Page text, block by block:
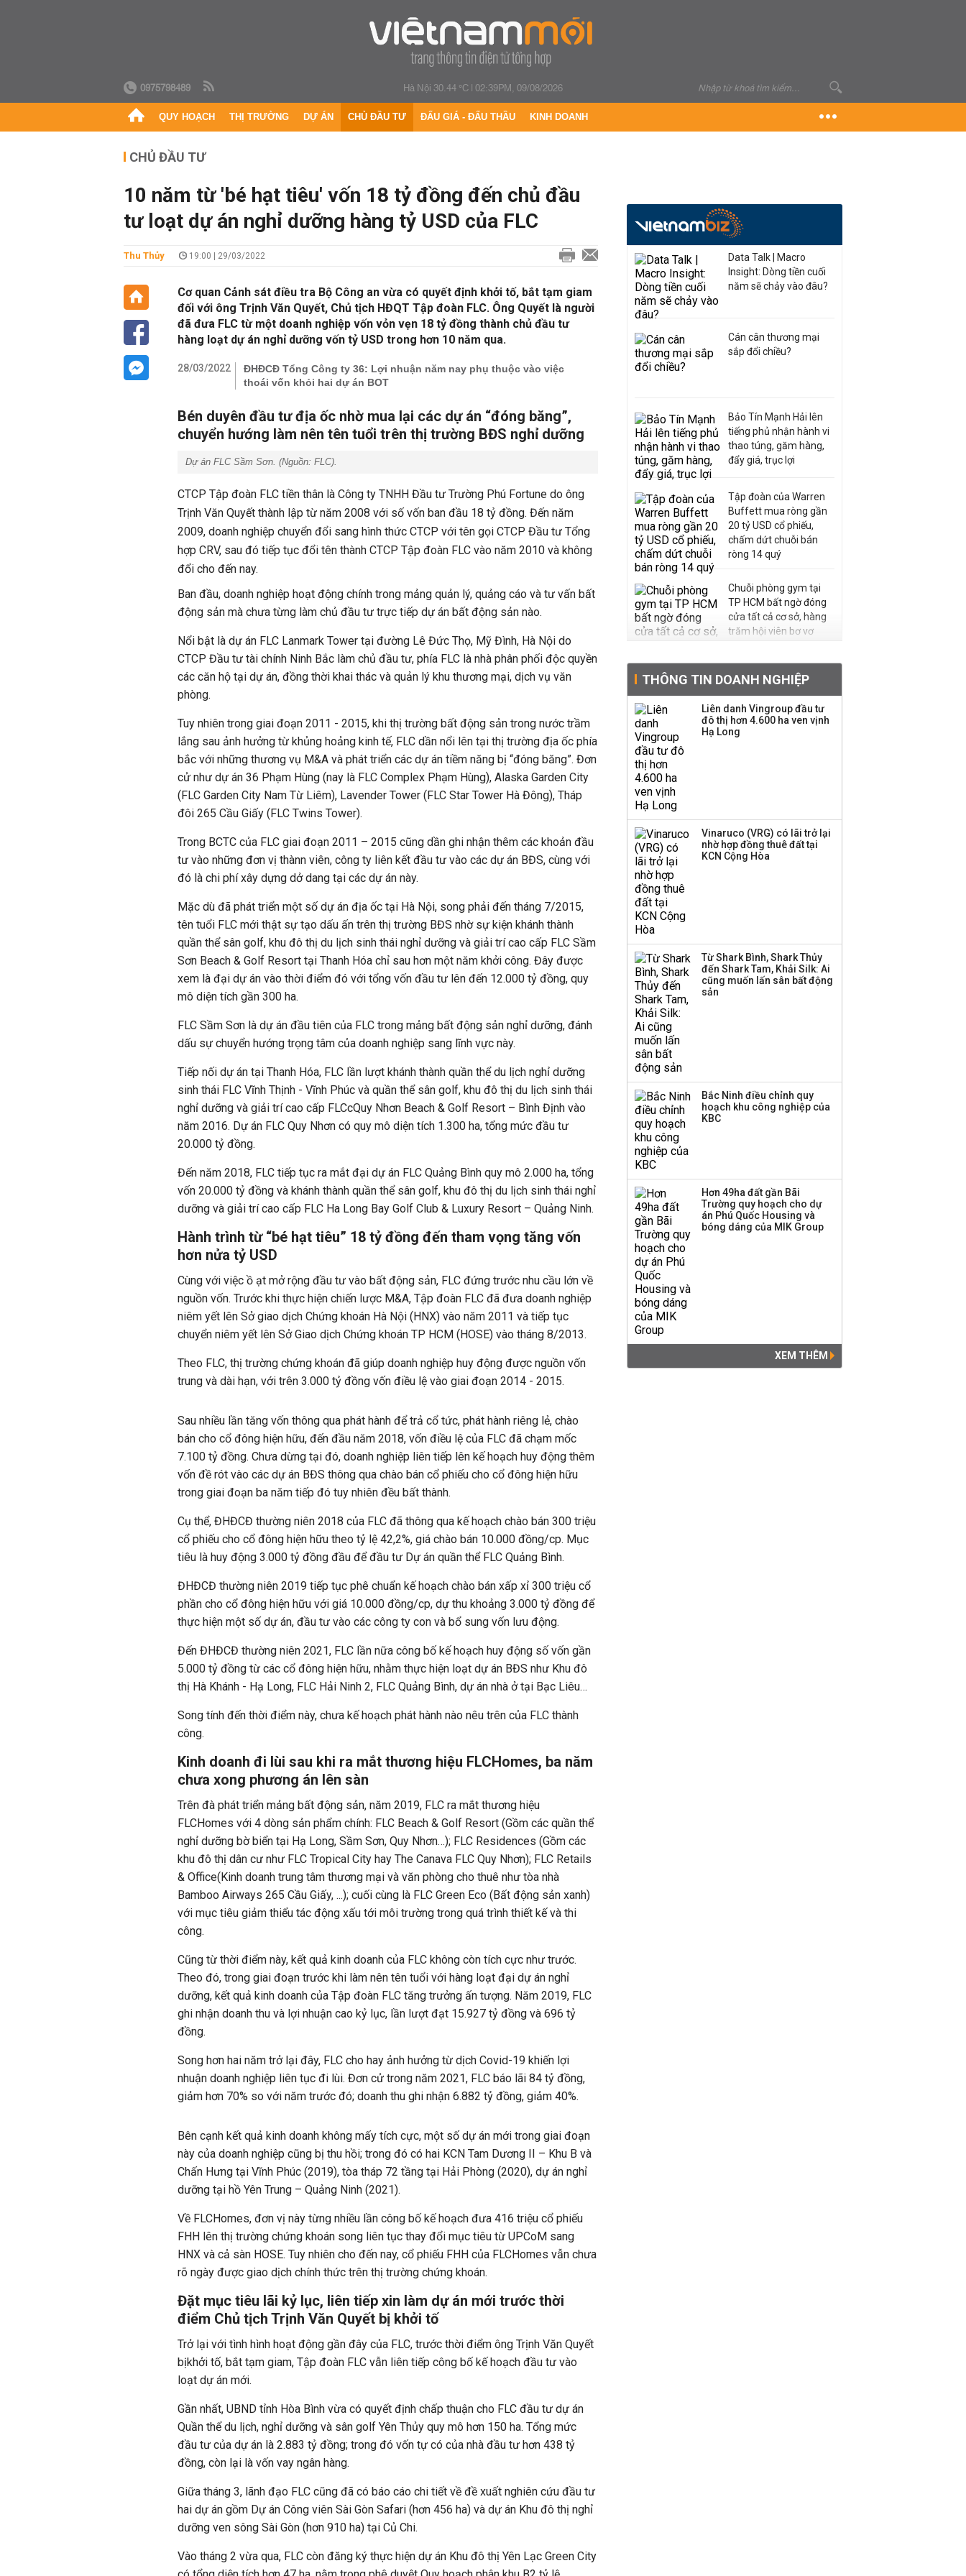
0975798489 Hà Nội 30.44 °C|02:39PM, 09/08/2026
QUY HOẠCH THỊ TRƯỜNG DỰ ÁN CHỦ ĐẦU TƯ ĐẤU GIÁ - ĐẤU THẦU KINH DOANH
CHỦ ĐẦU TƯ
10 năm từ 'bé hạt tiêu' vốn 18 tỷ đồng đến chủ đầu
tư loạt dự án nghỉ dưỡng hàng tỷ USD của FLC
Thu Thủy 19:00 | 29/03/2022
Cơ quan Cảnh sát điều tra Bộ Công an vừa có quyết định khởi tố, bắt tạm giam
đối với ông Trịnh Văn Quyết, Chủ tịch HĐQT Tập đoàn FLC. Ông Quyết là người
đã đưa FLC từ một doanh nghiệp vốn vỏn vẹn 18 tỷ đồng thành chủ đầu tư
hàng loạt dự án nghỉ dưỡng vốn tỷ USD trong hơn 10 năm qua.
28/03/2022
ĐHĐCĐ Tổng Công ty 36: Lợi nhuận năm nay phụ thuộc vào việc
thoái vốn khỏi hai dự án BOT
Bén duyên đầu tư địa ốc nhờ mua lại các dự án “đóng băng”,
chuyển hướng làm nên tên tuổi trên thị trường BĐS nghỉ dưỡng
Dự án FLC Sầm Sơn. (Nguồn: FLC).
CTCP Tập đoàn FLC tiền thân là Công ty TNHH Đầu tư Trường Phú Fortune do ông
Trịnh Văn Quyết thành lập từ năm 2008 với số vốn ban đầu 18 tỷ đồng. Đến năm
2009, doanh nghiệp chuyển đổi sang hình thức CTCP với tên gọi CTCP Đầu tư Tổng
hợp CRV, sau đó tiếp tục đổi tên thành CTCP Tập đoàn FLC vào năm 2010 và không
đổi cho đến nay.
Ban đầu, doanh nghiệp hoạt động chính trong mảng quản lý, quảng cáo và tư vấn bất
động sản mà chưa từng làm chủ đầu tư trực tiếp dự án bất động sản nào.
Nổi bật là dự án FLC Lanmark Tower tại đường Lê Đức Thọ, Mỹ Đình, Hà Nội do
CTCP Đầu tư tài chính Ninh Bắc làm chủ đầu tư, phía FLC là nhà phân phối độc quyền
các căn hộ tại dự án, đồng thời khai thác và quản lý khu thương mại, dịch vụ văn
phòng.
Tuy nhiên trong giai đoạn 2011 - 2015, khi thị trường bất động sản trong nước trầm
lắng sau ảnh hưởng từ khủng hoảng kinh tế, FLC dần nổi lên tại thị trường địa ốc phía
bắc với những thương vụ M&A và phát triển các dự án tiềm năng bị “đóng băng”. Đơn
cử như dự án 36 Phạm Hùng (nay là FLC Complex Phạm Hùng), Alaska Garden City
(FLC Garden City Nam Từ Liêm), Lavender Tower (FLC Star Tower Hà Đông), Tháp
đôi 265 Cầu Giấy (FLC Twins Tower).
Trong BCTC của FLC giai đoạn 2011 – 2015 cũng dần ghi nhận thêm các khoản đầu
tư vào những đơn vị thànn viên, công ty liên kết đầu tư vào các dự án BĐS, cùng với
đó là chi phí xây dựng dở dang tại các dự án này.
Mặc dù đã phát triển một số dự án địa ốc tại Hà Nội, song phải đến tháng 7/2015,
tên tuổi FLC mới thật sự tạo dấu ấn trên thị trường BĐS nhờ sự kiện khánh thành
quần thể sân golf, khu đô thị du lịch sinh thái nghỉ dưỡng và giải trí cao cấp FLC Sầm
Sơn Beach & Golf Resort tại Thanh Hóa chỉ sau hơn một năm khởi công. Đây được
xem là đại dự án vào thời điểm đó với tổng vốn đầu tư lên đến 12.000 tỷ đồng, quy
mô diện tích gần 300 ha.
FLC Sầm Sơn là dự án đầu tiên của FLC trong mảng bất động sản nghỉ dưỡng, đánh
dấu sự chuyển hướng trọng tâm của doanh nghiệp sang lĩnh vực này.
Tiếp nối dự án tại Thanh Hóa, FLC lần lượt khánh thành quần thể du lịch nghỉ dưỡng
sinh thái FLC Vĩnh Thịnh - Vĩnh Phúc và quần thể sân golf, khu đô thị du lịch sinh thái
nghỉ dưỡng và giải trí cao cấp FLCcQuy Nhơn Beach & Golf Resort – Bình Định vào
năm 2016. Dự án FLC Quy Nhơn có quy mô diện tích 1.300 ha, tổng mức đầu tư
20.000 tỷ đồng.
Đến năm 2018, FLC tiếp tục ra mắt đại dự án FLC Quảng Bình quy mô 2.000 ha, tổng
vốn 20.000 tỷ đồng và khánh thành quần thể sân golf, khu đô thị du lịch sinh thái nghỉ
dưỡng và giải trí cao cấp FLC Ha Long Bay Golf Club & Luxury Resort – Quảng Ninh.
Hành trình từ “bé hạt tiêu” 18 tỷ đồng đến tham vọng tăng vốn
hơn nửa tỷ USD
Cùng với việc ồ ạt mở rộng đầu tư vào bất động sản, FLC đứng trước nhu cầu lớn về
nguồn vốn. Trước khi thực hiện chiến lược M&A, Tập đoàn FLC đã đưa doanh nghiệp
niêm yết lên Sở giao dịch Chứng khoán Hà Nội (HNX) vào năm 2011 và tiếp tục
chuyển niêm yết lên Sở Giao dịch Chứng khoán TP HCM (HOSE) vào tháng 8/2013.
Theo FLC, thị trường chứng khoán đã giúp doanh nghiệp huy động được nguồn vốn
trung và dài hạn, với trên 3.000 tỷ đồng vốn điều lệ vào giai đoạn 2014 - 2015.
Sau nhiều lần tăng vốn thông qua phát hành để trả cổ tức, phát hành riêng lẻ, chào
bán cho cổ đông hiện hữu, đến đầu năm 2018, vốn điều lệ của FLC đã chạm mốc
7.100 tỷ đồng. Chưa dừng tại đó, doanh nghiệp liên tiếp lên kế hoạch huy động thêm
vốn đề rót vào các dự án BĐS thông qua chào bán cổ phiếu cho cổ đông hiện hữu
trong giai đoạn ba năm tiếp đó tuy nhiên đều bất thành.
Cụ thể, ĐHĐCĐ thường niên 2018 của FLC đã thông qua kế hoạch chào bán 300 triệu
cổ phiếu cho cổ đông hiện hữu theo tỷ lệ 42,2%, giá chào bán 10.000 đồng/cp. Mục
tiêu là huy động 3.000 tỷ đồng đầu để đầu tư Dự án quần thể FLC Quảng Bình.
ĐHĐCĐ thường niên 2019 tiếp tục phê chuẩn kế hoạch chào bán xấp xỉ 300 triệu cổ
phần cho cổ đông hiện hữu với giá 10.000 đồng/cp, dự thu khoảng 3.000 tỷ đồng để
thực hiện một số dự án, đầu tư vào các công ty con và bổ sung vốn lưu động.
Đến ĐHĐCĐ thường niên 2021, FLC lần nữa công bố kế hoạch huy động số vốn gần
5.000 tỷ đồng từ các cổ đông hiện hữu, nhằm thực hiện loạt dự án BĐS như Khu đô
thị Hà Khánh - Hạ Long, FLC Hải Ninh 2, FLC Quảng Bình, dự án nhà ở tại Bạc Liêu…
Song tính đến thời điểm này, chưa kế hoạch phát hành nào nêu trên của FLC thành
công.
Kinh doanh đi lùi sau khi ra mắt thương hiệu FLCHomes, ba năm
chưa xong phương án lên sàn
Trên đà phát triển mảng bất động sản, năm 2019, FLC ra mắt thương hiệu
FLCHomes với 4 dòng sản phẩm chính: FLC Beach & Golf Resort (Gồm các quần thể
nghỉ dưỡng bờ biển tại Hạ Long, Sầm Sơn, Quy Nhơn…); FLC Residences (Gồm các
khu đô thị dân cư như FLC Tropical City hay The Canava FLC Quy Nhơn); FLC Retails
& Office(Kinh doanh trung tâm thương mại và văn phòng cho thuê như tòa nhà
Bamboo Airways 265 Cầu Giấy, ...); cuối cùng là FLC Green Eco (Bất động sản xanh)
với mục tiêu giảm thiểu tác động xấu tới môi trường trong quá trình thiết kế và thi
công.
Cũng từ thời điểm này, kết quả kinh doanh của FLC không còn tích cực như trước.
Theo đó, trong giai đoạn trước khi làm nên tên tuổi với hàng loạt đại dự án nghỉ
dưỡng, kết quả kinh doanh của Tập đoàn FLC tăng trưởng ấn tượng. Năm 2019, FLC
ghi nhận doanh thu và lợi nhuận cao kỷ lục, lần lượt đạt 15.927 tỷ đồng và 696 tỷ
đồng.
Song hơn hai năm trở lại đây, FLC cho hay ảnh hưởng từ dịch Covid-19 khiến lợi
nhuận doanh nghiệp liên tục đi lùi. Đơn cử trong năm 2021, FLC báo lãi 84 tỷ đồng,
giảm hơn 70% so với năm trước đó; doanh thu ghi nhận 6.882 tỷ đồng, giảm 40%.
Bên cạnh kết quả kinh doanh không mấy tích cực, một số dự án mới trong giai đoạn
này của doanh nghiệp cũng bị thu hồi; trong đó có hai KCN Tam Dương II – Khu B và
Chấn Hưng tại Vĩnh Phúc (2019), tòa tháp 72 tầng tại Hải Phòng (2020), dự án nghỉ
dưỡng tại hồ Yên Trung – Quảng Ninh (2021).
Về FLCHomes, đơn vị này từng nhiều lần công bố kế hoạch đưa 416 triệu cổ phiếu
FHH lên thị trường chứng khoán song liên tục thay đổi mục tiêu từ UPCoM sang
HNX và cả sàn HOSE. Tuy nhiên cho đến nay, cổ phiếu FHH của FLCHomes vẫn chưa
rõ ngày được giao dịch chính thức trên thị trường chứng khoán.
Đặt mục tiêu lãi kỷ lục, liên tiếp xin làm dự án mới trước thời
điểm Chủ tịch Trịnh Văn Quyết bị khởi tố
Trở lại với tình hình hoạt động gần đây của FLC, trước thời điểm ông Trịnh Văn Quyết
bịkhởi tố, bắt tạm giam, Tập đoàn FLC vẫn liên tiếp công bố kế hoạch đầu tư vào
loạt dự án mới.
Gần nhất, UBND tỉnh Hòa Bình vừa có quyết định chấp thuận cho FLC đầu tư dự án
Quần thể du lịch, nghỉ dưỡng và sân golf Yên Thủy quy mô hơn 150 ha. Tổng mức
đầu tư của dự án là 2.883 tỷ đồng; trong đó vốn tự có của nhà đầu tư hơn 438 tỷ
đồng, còn lại là vốn vay ngân hàng.
Giữa tháng 3, lãnh đạo FLC cũng đã có báo cáo chi tiết về đề xuất nghiên cứu đầu tư
hai dự án gồm Dự án Công viên Sài Gòn Safari (hơn 456 ha) và dự án Khu đô thị nghỉ
dưỡng ven sông Sài Gòn (hơn 910 ha) tại Củ Chi.
Vào tháng 2 vừa qua, FLC còn đăng ký thực hiện dự án Khu đô thị Yên Lạc Green City
Data Talk | Macro
Insight: Dòng tiền cuối
năm sẽ chảy vào đâu?
Cán cân thương mại
sắp đổi chiều?
Bảo Tín Mạnh Hải lên
tiếng phủ nhận hành vi
thao túng, găm hàng,
đẩy giá, trục lợi
Tập đoàn của Warren
Buffett mua ròng gần
20 tỷ USD cổ phiếu,
chấm dứt chuỗi bán
ròng 14 quý
Chuỗi phòng gym tại
TP HCM bất ngờ đóng
cửa tất cả cơ sở, hàng
trăm hội viên bơ vơ
tiếng đứng sau tiệm
vàng Mi Hồng: Từ phụ
xe, sửa đồ điện tử cũ
đến gây dựng thương
hiệu hơn 35 năm tuổi
PNJ công bố thông tin
quyền tùy ý áp thuế
100% lên những đối tác
thương mại hàng đầu?
THÔNG TIN DOANH NGHIỆP
Liên danh Vingroup đầu tư
đô thị hơn 4.600 ha ven vịnh
Hạ Long
Vinaruco (VRG) có lãi trở lại
nhờ hợp đồng thuê đất tại
KCN Cộng Hòa
Từ Shark Bình, Shark Thủy
đến Shark Tam, Khải Silk: Ai
cũng muốn lấn sân bất động
sản
Bắc Ninh điều chỉnh quy
hoạch khu công nghiệp của
KBC
Hơn 49ha đất gần Bãi
Trường quy hoạch cho dự
án Phú Quốc Housing và
bóng dáng của MIK Group
XEM THÊM